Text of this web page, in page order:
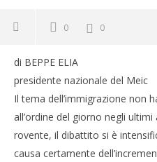
0 0
di BEPPE ELIA
presidente nazionale del Meic
Il tema dell’immigrazione non
all’ordine del giorno negli
rovente, il dibattito si è
causa certamente